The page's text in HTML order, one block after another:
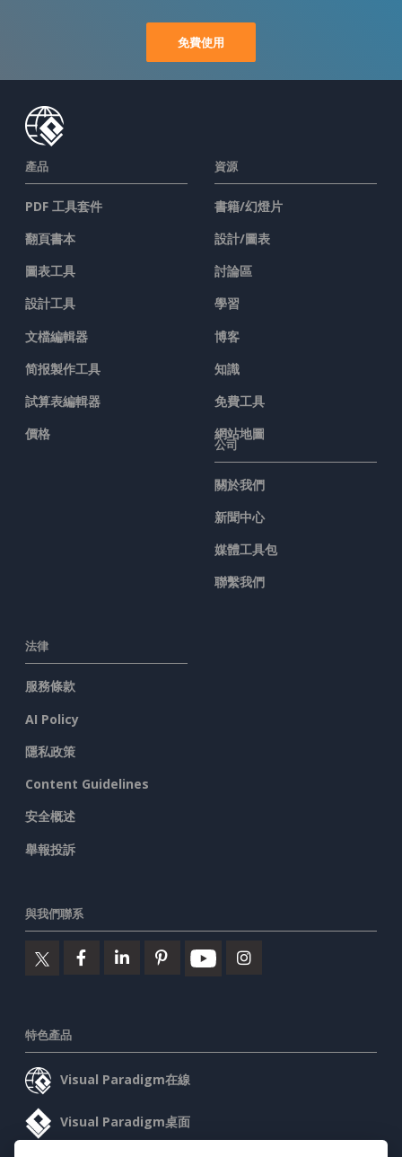
免費使用
產品
PDF 工具套件
翻頁書本
圖表工具
設計工具
文檔編輯器
简报製作工具
試算表編輯器
價格
資源
書籍/幻燈片
設計/圖表
討論區
學習
博客
知識
免費工具
網站地圖
公司
關於我們
新聞中心
媒體工具包
聯繫我們
法律
服務條款
AI Policy
隱私政策
Content Guidelines
安全概述
舉報投訴
與我們聯系
特色產品
Visual Paradigm在線
Visual Paradigm桌面